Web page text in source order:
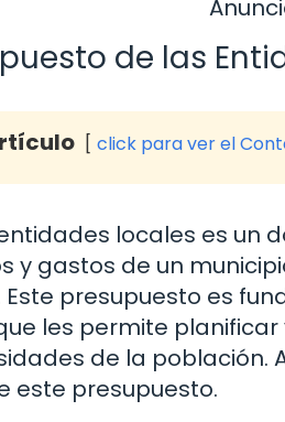
de las
click para ver el
locales es un
y gastos de un
presupuesto es
les permite
de la población.
este presupuesto.